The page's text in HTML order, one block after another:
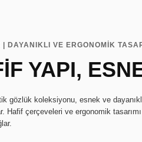
| DAYANIKLI VE ERGONOMİK
YAPI,
gözlük koleksiyonu, esnek ve
Hafif çerçeveleri ve ergonomik